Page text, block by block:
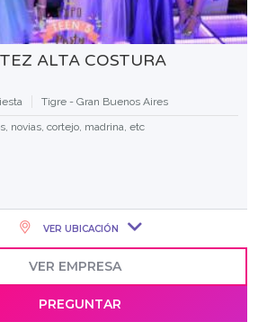
ALTA COSTURA
Tigre - Gran Buenos Aires
novias, cortejo, madrina, etc
VER UBICACIÓN
VER EMPRESA
PREGUNTAR